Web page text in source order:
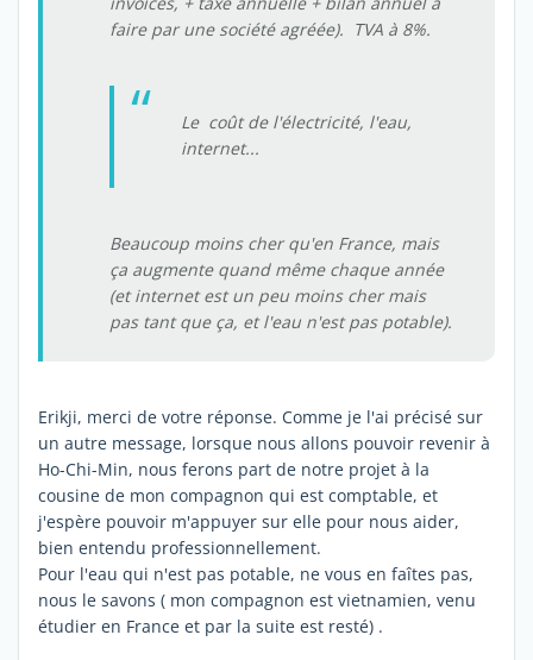
faire par une société agréée). TVA à 8%.
Le coût de l'électricité, l'eau,
internet...
Beaucoup moins cher qu'en France, mais
ça augmente quand même chaque année
(et internet est un peu moins cher mais
pas tant que ça, et l'eau n'est pas potable).
Erikji, merci de votre réponse. Comme je l'ai précisé sur
un autre message, lorsque nous allons pouvoir revenir à
Ho-Chi-Min, nous ferons part de notre projet à la
cousine de mon compagnon qui est comptable, et
j'espère pouvoir m'appuyer sur elle pour nous aider,
bien entendu professionnellement.
Pour l'eau qui n'est pas potable, ne vous en faîtes pas,
nous le savons ( mon compagnon est vietnamien, venu
étudier en France et par la suite est resté) .